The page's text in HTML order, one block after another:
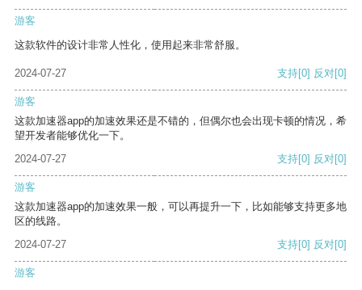
游客
这款软件的设计非常人性化，使用起来非常舒服。
2024-07-27 支持[0] 反对[0]
游客
这款加速器app的加速效果还是不错的，但偶尔也会出现卡顿的情况，希
望开发者能够优化一下。
2024-07-27
支持[0] 反对[0]
游客
这款加速器app的加速效果一般，可以再提升一下，比如能够支持更多地
区的线路。
2024-07-27
支持[0] 反对[0]
游客